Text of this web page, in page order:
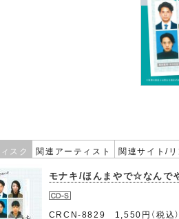
スク 関連アーティスト 関連サイト/リ
モナキ/ほんまやで☆なんで
CRCN-8829 1,550円（税込）